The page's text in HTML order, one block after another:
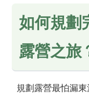
如何規劃
露營之旅
規劃露營最怕漏